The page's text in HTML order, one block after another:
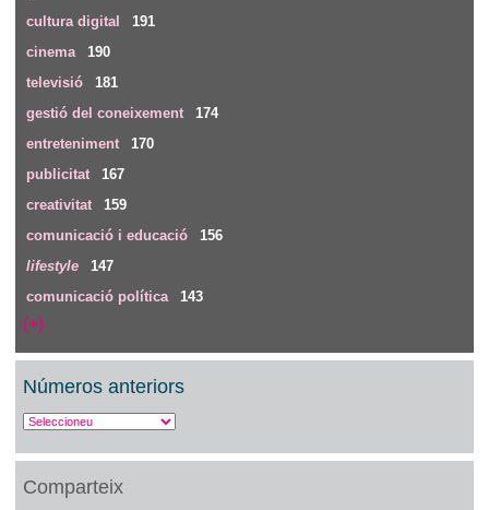
cultura digital
191
cinema
190
televisió
181
gestió del coneixement
174
entreteniment
170
publicitat
167
creativitat
159
comunicació i educació
156
lifestyle
147
comunicació política
143
(+)
Números anteriors
Comparteix